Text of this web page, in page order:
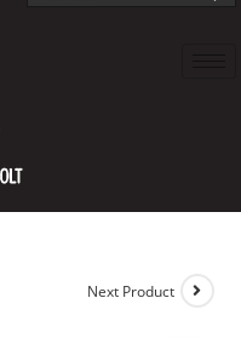
Next Product